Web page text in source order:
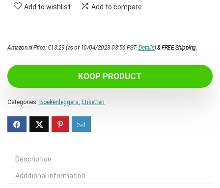
Add to wishlist Add to compare
Amazon.nl Price:€13.29 (as of 10/04/2023 03:56 PST-Details)&FREE Shipping.
KOOP PRODUCT
Categories: Boekenleggers, Etiketten
Description
Additional information